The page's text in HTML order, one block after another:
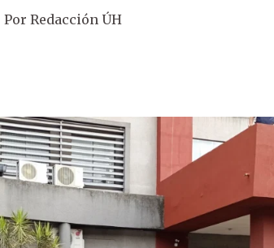
Por Redacción ÚH